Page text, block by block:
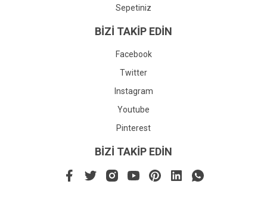
Sepetiniz
BİZİ TAKİP EDİN
Facebook
Twitter
Instagram
Youtube
Pinterest
BİZİ TAKİP EDİN